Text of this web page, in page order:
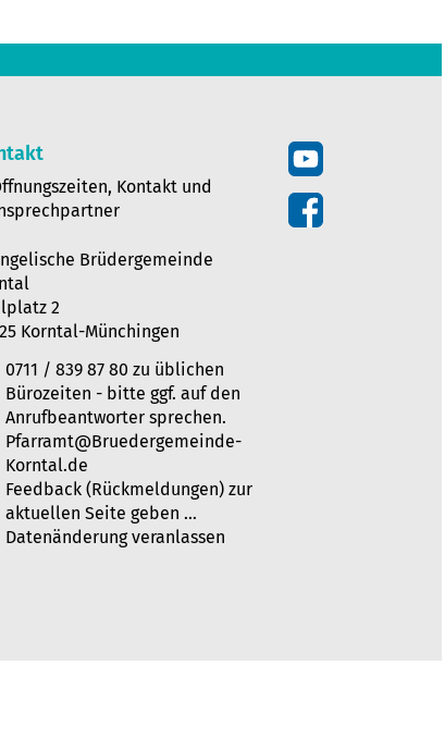
Kontakt und
Brüdergemeinde
2
Korntal-Münchingen
0711 / 839 87 80 zu üblichen
Bürozeiten - bitte ggf. auf den
Anrufbeantworter sprechen.
Pfarramt@Bruedergemeinde-
Korntal.de
Feedback (Rückmeldungen) zur
aktuellen Seite geben …
Datenänderung veranlassen